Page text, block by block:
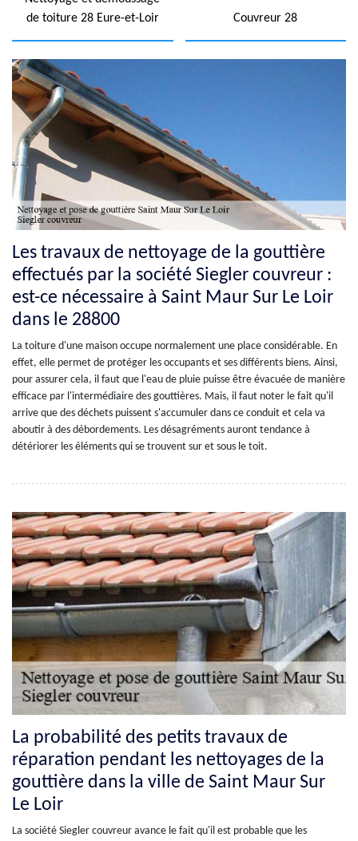
de toiture 28 Eure-et-Loir
Couvreur 28
Les travaux de nettoyage de la gouttière
effectués par la société Siegler couvreur :
est-ce nécessaire à Saint Maur Sur Le Loir
dans le 28800
La toiture d'une maison occupe normalement une place considérable. En
effet, elle permet de protéger les occupants et ses différents biens. Ainsi,
pour assurer cela, il faut que l'eau de pluie puisse être évacuée de manière
efficace par l'intermédiaire des gouttières. Mais, il faut noter le fait qu'il
arrive que des déchets puissent s'accumuler dans ce conduit et cela va
aboutir à des débordements. Les désagréments auront tendance à
détériorer les éléments qui se trouvent sur et sous le toit.
La probabilité des petits travaux de
réparation pendant les nettoyages de la
gouttière dans la ville de Saint Maur Sur
Le Loir
La société Siegler couvreur avance le fait qu'il est probable que les